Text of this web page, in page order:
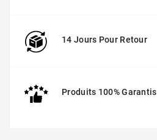
14 Jours Pour Retour
Produits 100% Garantis